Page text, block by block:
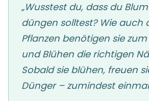
„Wusstest du, dass du
düngen solltest? Wie auch
Pflanzen benötigen sie
und Blühen die richtigen
Sobald sie blühen, freuen
Dünger – zumindest